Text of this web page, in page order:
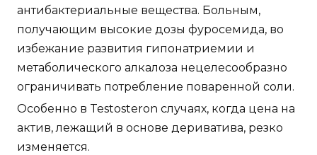
антибактериальные вещества. Больным,
получающим высокие дозы фуросемида, во
избежание развития гипонатриемии и
метаболического алкалоза нецелесообразно
ограничивать потребление поваренной соли.
Особенно в Testosteron случаях, когда цена на
актив, лежащий в основе дериватива, резко
изменяется.